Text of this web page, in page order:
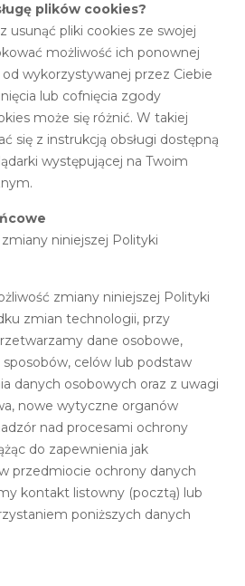
plików cookies?
usunąć pliki cookies ze swojej
możliwość ich ponownej
od wykorzystywanej przez Ciebie
lub cofnięcia zgody
może się różnić. W takiej
się z instrukcją obsługi dostępną
występującej na Twoim
niniejszej Polityki
zmiany niniejszej Polityki
zmian technologii, przy
dane osobowe,
celów lub podstaw
danych osobowych oraz z uwagi
nowe wytyczne organów
nad procesami ochrony
do zapewnienia jak
przedmiocie ochrony danych
kontakt listowny (pocztą) lub
poniższych danych